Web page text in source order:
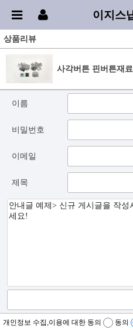
이지스
상품리뷰
사각버튼 핀버튼재
이름
비밀번호
이메일
제목
개인정보 수집,이용에 대한 동의 동의